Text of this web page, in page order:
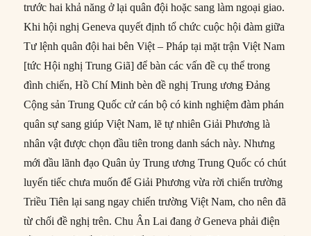
trước hai khả năng ở lại quân đội hoặc sang làm ngoại giao.
Khi hội nghị Geneva quyết định tổ chức cuộc hội đàm giữa
Tư lệnh quân đội hai bên Việt – Pháp tại mặt trận Việt Nam
[tức Hội nghị Trung Giã] để bàn các vấn đề cụ thể trong
đình chiến, Hồ Chí Minh bèn đề nghị Trung ương Đảng
Cộng sản Trung Quốc cử cán bộ có kinh nghiệm đàm phán
quân sự sang giúp Việt Nam, lẽ tự nhiên Giải Phương là
nhân vật được chọn đầu tiên trong danh sách này. Nhưng
mới đầu lãnh đạo Quân ủy Trung ương Trung Quốc có chút
luyến tiếc chưa muốn để Giải Phương vừa rời chiến trường
Triều Tiên lại sang ngay chiến trường Việt Nam, cho nên đã
từ chối đề nghị trên. Chu Ân Lai đang ở Geneva phải điện